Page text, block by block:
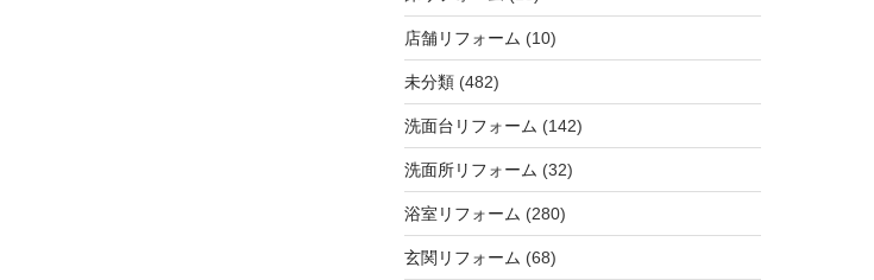
店舗リフォーム (10)
未分類(482)
洗面台リフォーム (142)
洗面所リフォーム (32)
浴室リフォーム (280)
玄関リフォーム (68)